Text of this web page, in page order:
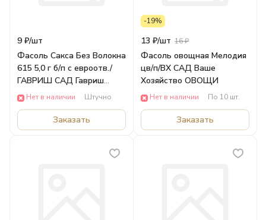
9 ₽/шт
Фасоль Сакса Без Волокна
615 5,0 г б/п с евроотв./
ГАВРИШ САД Гавриш
ОВОЩИ
Нет в наличии Штучно
Заказать
-19%
13 ₽/шт 16 ₽
Фасоль овощная Мелодия
цв/п/ВХ САД Ваше
Хозяйство ОВОЩИ
Нет в наличии По 10 шт.
Заказать